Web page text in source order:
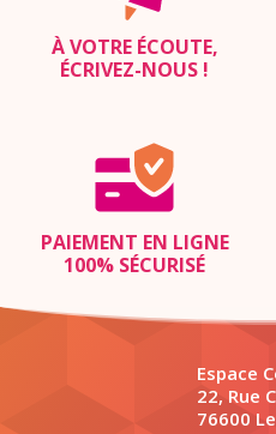
À VOTRE ÉCOUTE,
ÉCRIVEZ-NOUS !
PAIEMENT EN LIGNE
100% SÉCURISÉ
Espace
22, Rue
76600